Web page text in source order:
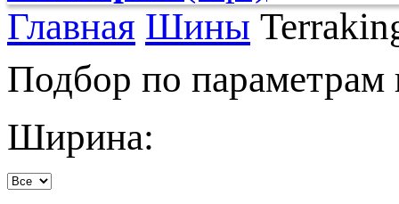
Главная Шины
Подбор по
Ширина: